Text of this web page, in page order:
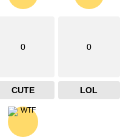
0
CUTE
0
LOL